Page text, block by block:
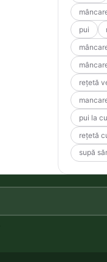
pui
rețetă
pui la
rețetă
supă